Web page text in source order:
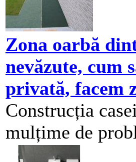
Zona oarbă
nevăzute, cum
privată, facem
Construcția
mulțime de